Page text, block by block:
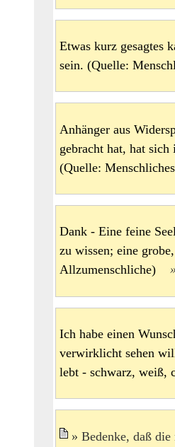
Etwas kurz gesagtes
sein. (Quelle:
Anhänger aus
gebracht hat, hat sich
(Quelle:
Dank - Eine feine
zu wissen; eine
Allzumenschliche)
Ich habe einen
verwirklicht sehen
lebt - schwarz,
Bedenke, daß die